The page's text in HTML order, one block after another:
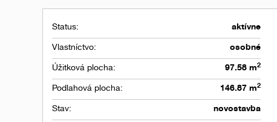
Status: aktívne
Vlastníctvo: osobné
Úžitková plocha: 97.58 m2
Podlahová plocha: 146.87 m2
Stav: novostavba